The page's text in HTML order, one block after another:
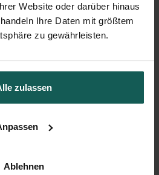
Website oder darüber hinaus
Ihre Daten mit größtem
zu gewährleisten.
zulassen
AblehnenTaufe